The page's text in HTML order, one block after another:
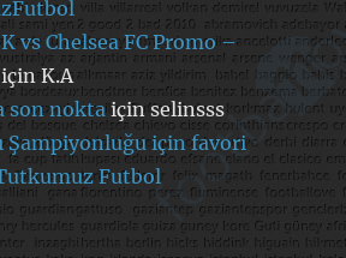
vs Chelsea FC Promo –
K.A
son noktaiçinselinsss
Şampiyonluğu için favori
Futbol